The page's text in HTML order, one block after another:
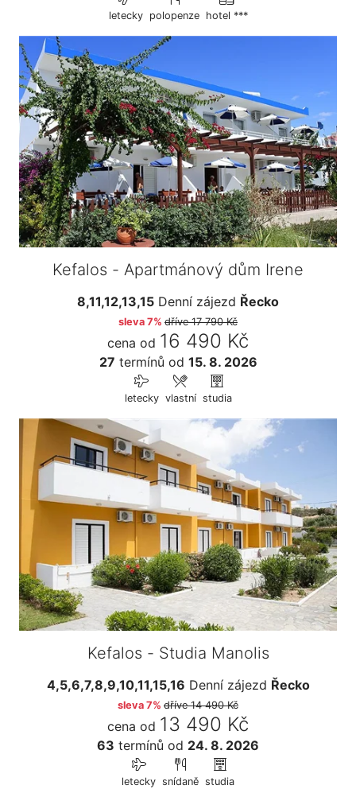
letecky polopenze hotel ***
Kefalos - Apartmánový dům Irene
8,11,12,13,15 Denní zájezd Řecko
sleva 7% dříve17 790 Kč
cena od 16 490 Kč
27 termínů od 15. 8. 2026
letecky vlastní studia
Kefalos - Studia Manolis
4,5,6,7,8,9,10,11,15,16 Denní zájezd Řecko
sleva 7% dříve14 490 Kč
cena od 13 490 Kč
63 termínů od 24. 8. 2026
letecky snídaně studia